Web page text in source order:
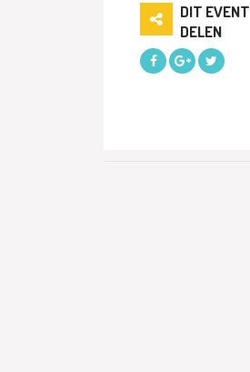
DIT EVENT
DELEN